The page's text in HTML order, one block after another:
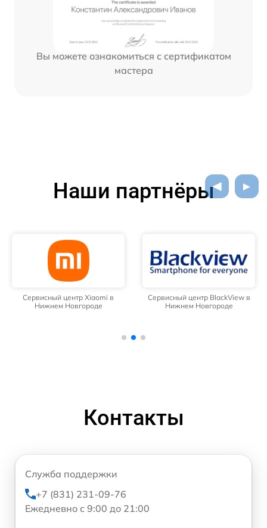
Вы можете ознакомиться с сертификатом
мастера
Наши партнёры
Сервисный центр Xiaomi в
Нижнем Новгороде
Сервисный центр BlackView в
Нижнем Новгороде
Контакты
Служба поддержки
+7 (831) 231-09-76
Ежедневно с 9:00 до 21:00